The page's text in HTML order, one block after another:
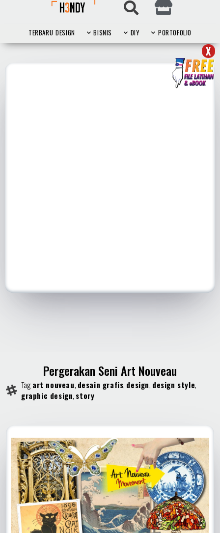
TERBARU DESIGN BISNIS DIY PORTOFOLIO
Pergerakan Seni Art Nouveau
Tagart nouveau, desain grafis, design, design style,
graphic design, story
X